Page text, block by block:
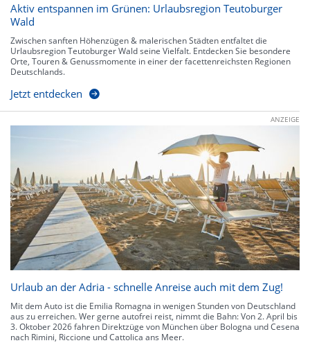
Aktiv entspannen im Grünen: Urlaubsregion Teutoburger
Wald
Zwischen sanften Höhenzügen & malerischen Städten entfaltet die
Urlaubsregion Teutoburger Wald seine Vielfalt. Entdecken Sie besondere
Orte, Touren & Genussmomente in einer der facettenreichsten Regionen
Deutschlands.
Jetzt entdecken
ANZEIGE
Urlaub an der Adria - schnelle Anreise auch mit dem Zug!
Mit dem Auto ist die Emilia Romagna in wenigen Stunden von Deutschland
aus zu erreichen. Wer gerne autofrei reist, nimmt die Bahn: Von 2. April bis
3. Oktober 2026 fahren Direktzüge von München über Bologna und Cesena
nach Rimini, Riccione und Cattolica ans Meer.